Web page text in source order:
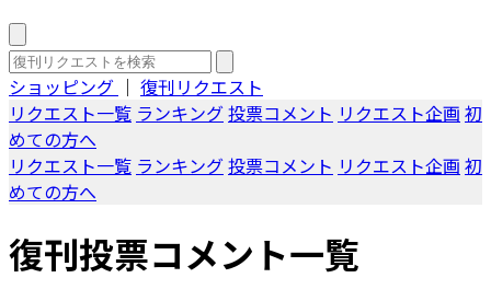
ショッピング ｜ 復刊リクエスト
リクエスト一覧 ランキング投票コメント リクエスト企画 初
めての方へ
リクエスト一覧 ランキング投票コメント リクエスト企画 初
めての方へ
復刊投票コメント一覧